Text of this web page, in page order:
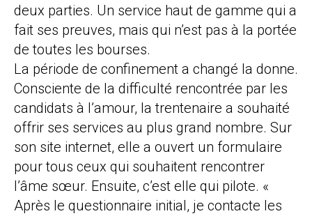
deux parties. Un service haut de gamme qui a
fait ses preuves, mais qui n’est pas à la portée
de toutes les bourses.
La période de confinement a changé la donne.
Consciente de la difficulté rencontrée par les
candidats à l’amour, la trentenaire a souhaité
offrir ses services au plus grand nombre. Sur
son site internet, elle a ouvert un formulaire
pour tous ceux qui souhaitent rencontrer
l’âme sœur. Ensuite, c’est elle qui pilote. «
Après le questionnaire initial, je contacte les